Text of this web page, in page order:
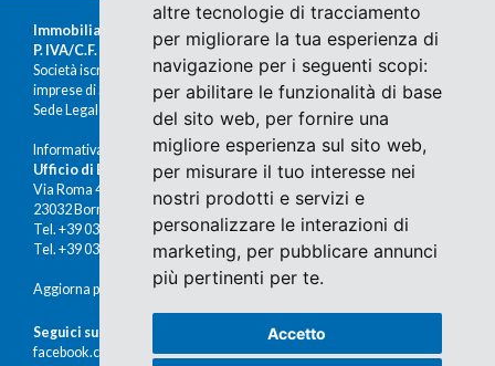
altre tecnologie di tracciamento
per migliorare la tua esperienza di
navigazione per i seguenti scopi:
per abilitare le funzionalità di base
del sito web, per fornire una
migliore esperienza sul sito web,
per misurare il tuo interesse nei
nostri prodotti e servizi e
personalizzare le interazioni di
marketing, per pubblicare annunci
più pertinenti per te.
Accetto
Immobiliare Moretti s.r.l.
P. IVA/C.F. 00676380140
Società iscritta al Registro delle
imprese di Sondrio al n.47430
Sede Legale: Via Nazario Sauro 1, Sondrio
Informativa Cookies e Privacy
Ufficio di Bormio
Via Roma 48
23032 Bormio (SO)
Tel. +39 0342 910491
Tel. +39 0342 902672
Aggiorna preferenze cookies
Seguici su Facebook
facebook.com/immobiliaremoretti